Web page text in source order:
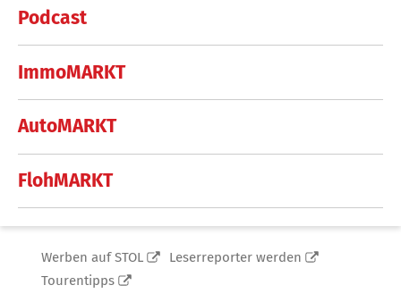
Podcast
ImmoMARKT
AutoMARKT
FlohMARKT
Werben auf STOL
Leserreporter werden
Tourentipps